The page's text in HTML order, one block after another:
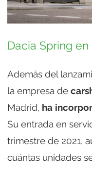
Dacia Spring
Además del
la empresa de
Madrid, ha
Su entrada en
trimestre de 2021,
cuántas unidades